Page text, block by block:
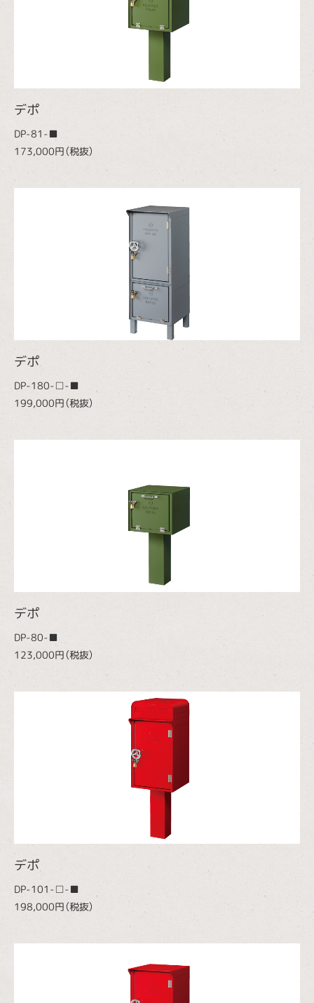
デポ
DP-81-■
173,000円（税抜）
デポ
DP-180-□-■
199,000円（税抜）
デポ
DP-80-■
123,000円（税抜）
デポ
DP-101-□-■
198,000円（税抜）